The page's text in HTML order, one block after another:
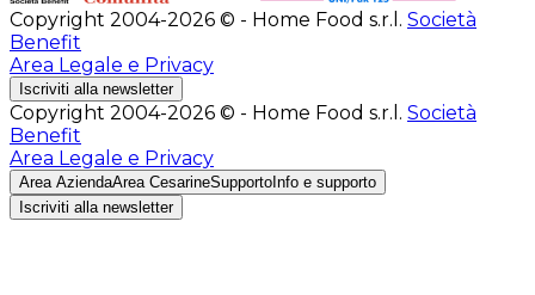
Copyright 2004-2026 © - Home Food s.r.l. Società
Benefit
Area Legale e Privacy
Iscriviti alla newsletter
Copyright 2004-2026 © - Home Food s.r.l. Società
Benefit
Area Legale e Privacy
Area AziendaArea CesarineSupporto Info e supporto
Iscriviti alla newsletter